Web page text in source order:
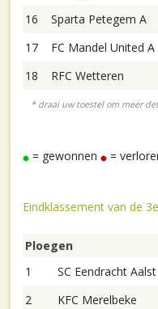
16
Sparta Petegem A
17
FC Mandel United A
18
RFC Wetteren
= gewonnen =
Eindklassement van de
Ploegen
1
SC Eendracht
2
KFC Merelbeke